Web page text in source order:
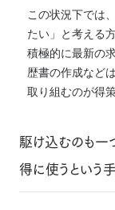
この状況下では
たい」と考える
積極的に最新の
歴書の作成など
取り組むのが得
駆け込むのも一
得に使うという